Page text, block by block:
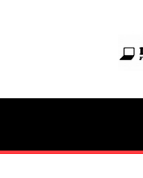
Il portalino di